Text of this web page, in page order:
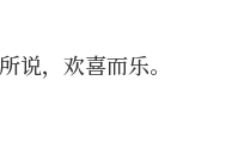
说，欢喜而乐。